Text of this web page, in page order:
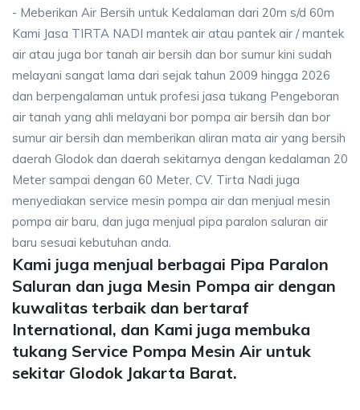
- Meberikan Air Bersih untuk Kedalaman dari 20m s/d 60m
Kami Jasa TIRTA NADI mantek air atau pantek air / mantek
air atau juga bor tanah air bersih dan bor sumur kini sudah
melayani sangat lama dari sejak tahun 2009 hingga 2026
dan berpengalaman untuk profesi jasa tukang Pengeboran
air tanah yang ahli melayani bor pompa air bersih dan bor
sumur air bersih dan memberikan aliran mata air yang bersih
daerah Glodok dan daerah sekitarnya dengan kedalaman 20
Meter sampai dengan 60 Meter, CV. Tirta Nadi juga
menyediakan service mesin pompa air dan menjual mesin
pompa air baru, dan juga menjual pipa paralon saluran air
baru sesuai kebutuhan anda.
Kami juga menjual berbagai Pipa Paralon
Saluran dan juga Mesin Pompa air dengan
kuwalitas terbaik dan bertaraf
International, dan Kami juga membuka
tukang Service Pompa Mesin Air untuk
sekitar Glodok Jakarta Barat.